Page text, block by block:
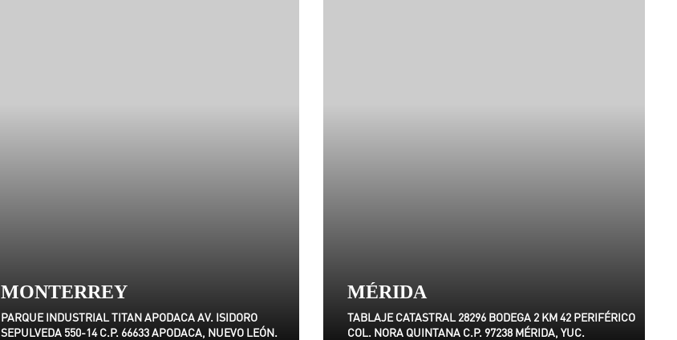
MONTERREY
PARQUE INDUSTRIAL TITAN APODACA AV. ISIDORO
SEPULVEDA 550-14 C.P. 66633 APODACA, NUEVO LEÓN.
MÉRIDA
TABLAJE CATASTRAL 28296 BODEGA 2 KM 42 PERIFÉRICO
COL. NORA QUINTANA C.P. 97238 MÉRIDA, YUC.